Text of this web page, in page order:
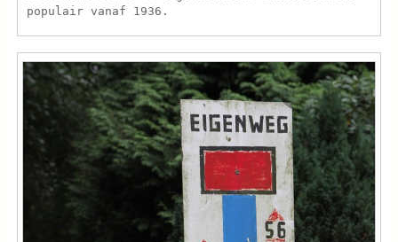
populair vanaf 1936.